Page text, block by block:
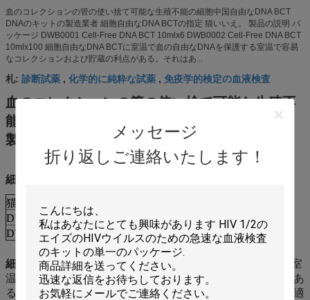
メッセージ
折り返しご連絡いたします！
血のコレクションの管の使い捨て可能な生殖不能の細胞中国自由なDNA BCT
DNAのキットの製造業者 細胞自由なDNA BCTの指定 猫いいえ。 製品の説明 パ
ッケージ DWB0001 Cell-Free DNA BCT 10mlx6 DWB0002 Cell-Free DNA BCT
10mlx100 細胞自由なDNA BCTに室温で血の自由なDNAを保護する室温で容易
なコレクションおよび貯蔵の利点がある。それはあ...
札: 診断試薬 , 化学的に純粋な試薬 , 免疫学的検定の血液検査
血のコレクションの管の使い捨て可能な生殖不
能の細胞中国自由なDNA BCT DNAのキットの
製造業者
細胞自由なDNA BCTの指定
猫いいえ。
DWB0001
Cell-Free DNA BCT
10mlx6
DWB0002
Cell-Free DNA BCT 10mlx100
細胞自由なDNA BCTに室温で血の自由なDNAを保護する室
温で容易なコレクションおよび貯蔵の利点がある。それはあ
る病気の出生前のスクリーニングそして早期診断の研究に適